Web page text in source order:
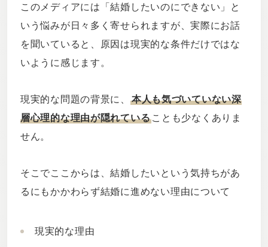
このメディアには「結婚したいのにできない」と
いう悩みが日々多く寄せられますが、実際にお話
を聞いていると、原因は現実的な条件だけではな
いように感じます。
現実的な問題の背景に、 本人も気づいていない深
層心理的な理由が隠れていることも少なくありま
せん。
そこでここからは、結婚したいという気持ちがあ
るにもかかわらず結婚に進めない理由について
現実的な理由